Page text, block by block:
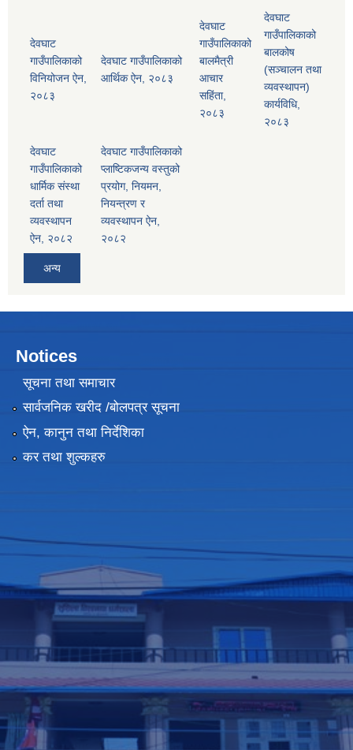
देवघाट
गाउँपालिकाको
विनियोजन ऐन,
२०८३
देवघाट गाउँपालिकाको
आर्थिक ऐन, २०८३
देवघाट
गाउँपालिकाको
बालमैत्री
आचार
सहिंता,
२०८३
देवघाट
गाउँपालिकाको
बालकोष
(सञ्चालन तथा
व्यवस्थापन)
कार्यविधि,
२०८३
देवघाट
गाउँपालिकाको
धार्मिक संस्था
दर्ता तथा
व्यवस्थापन
ऐन, २०८२
देवघाट गाउँपालिकाको
प्लाष्टिकजन्य वस्तुको
प्रयोग, नियमन,
नियन्त्रण र
व्यवस्थापन ऐन,
२०८२
अन्य
Notices
सूचना तथा समाचार
सार्वजनिक खरीद /बोलपत्र सूचना
ऐन, कानुन तथा निर्देशिका
कर तथा शुल्कहरु